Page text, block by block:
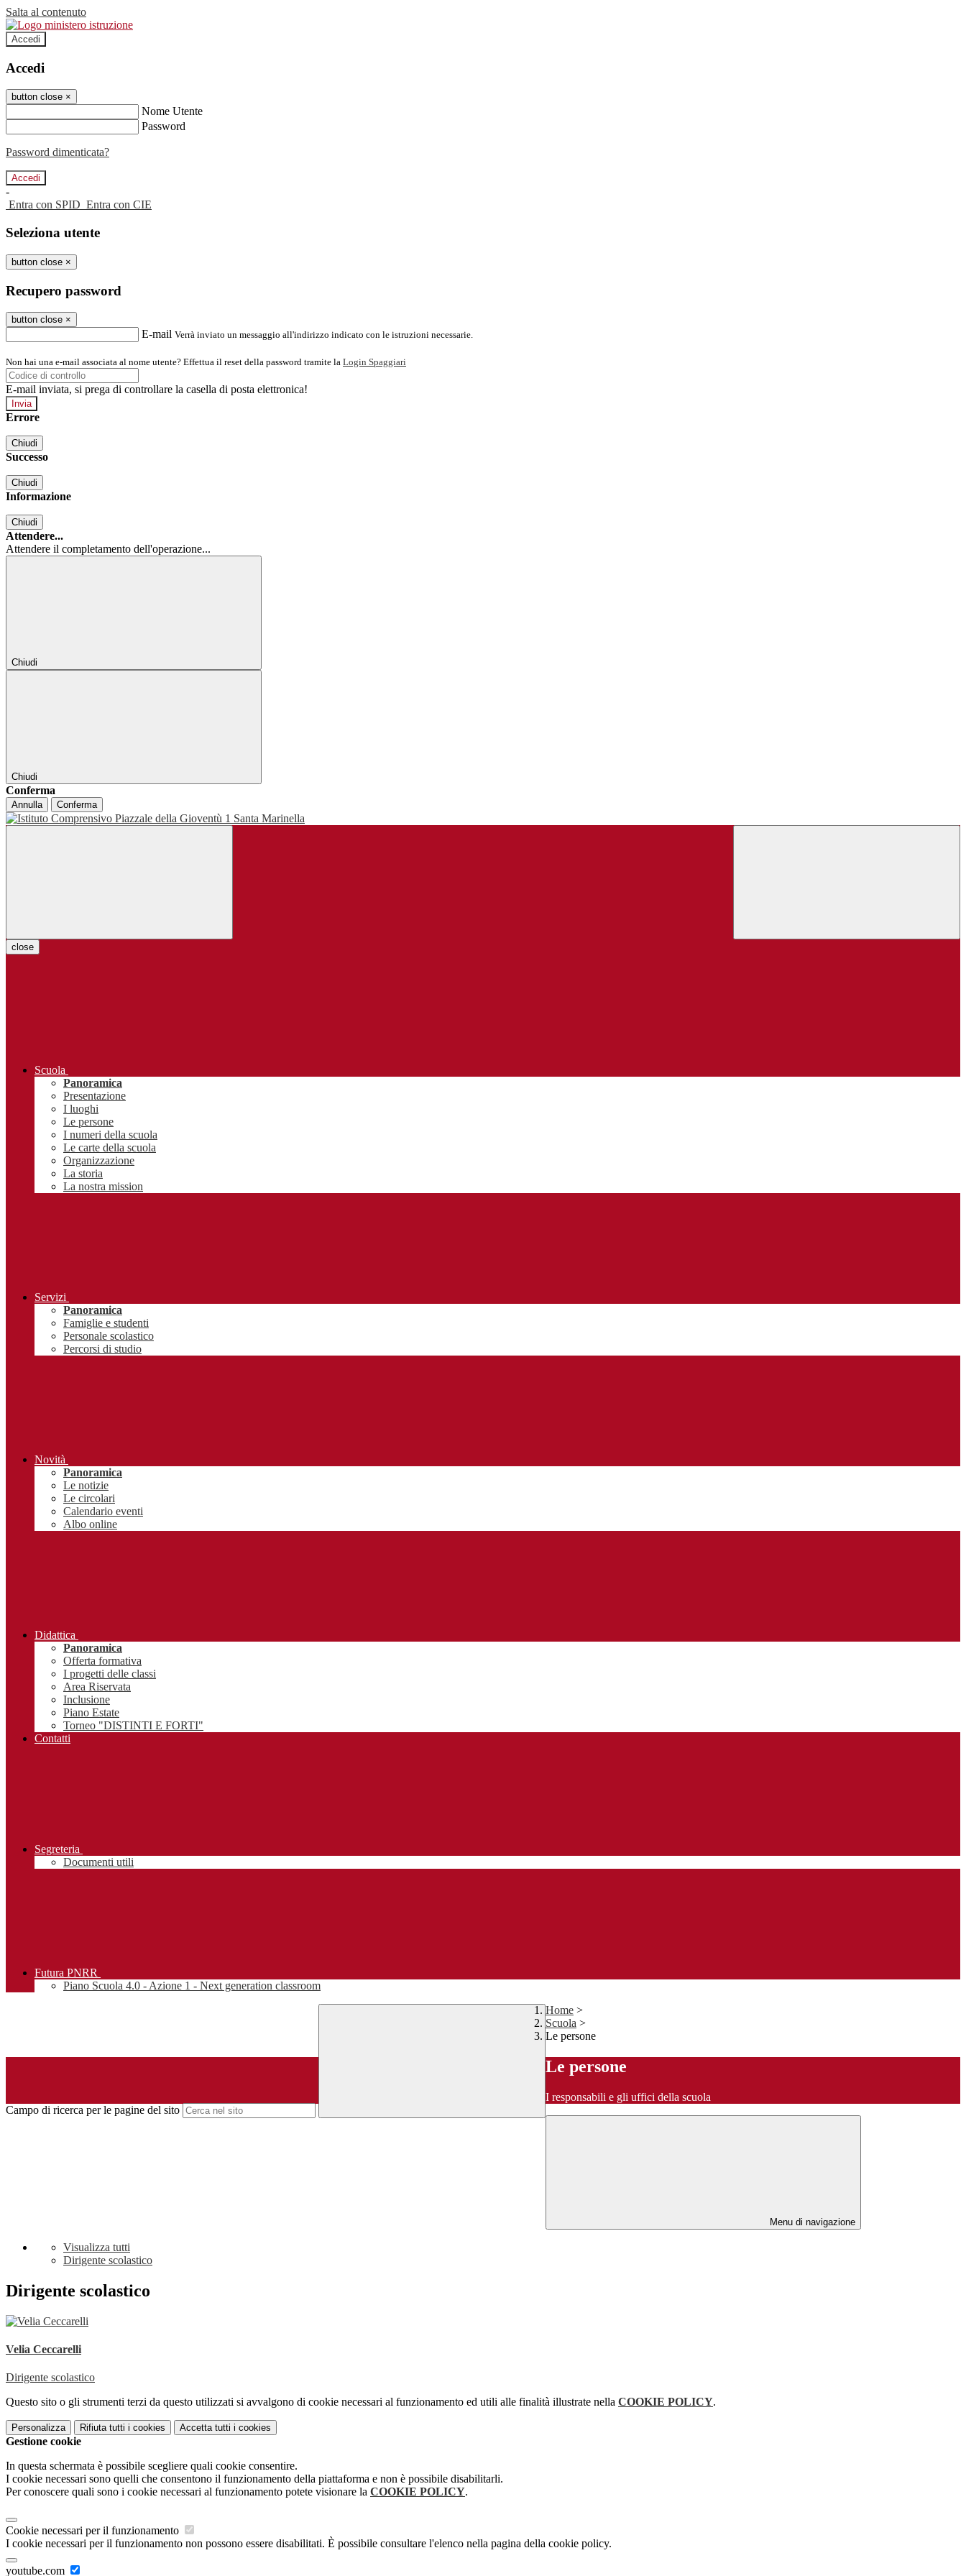
Salta al contenuto
Accedi
Accedi
button close ×
Nome Utente
Password
Password dimenticata?
-
Entra con SPID Entra con CIE
Seleziona utente
button close ×
Recupero password
button close ×
E-mail Verrà inviato un messaggio all'indirizzo indicato con le istruzioni necessarie.
Non hai una e-mail associata al nome utente? Effettua il reset della password tramite la Login Spaggiari
E-mail inviata, si prega di controllare la casella di posta elettronica!
Errore
Chiudi
Successo
Chiudi
Informazione
Chiudi
Attendere...
Attendere il completamento dell'operazione...
Chiudi
Chiudi
Conferma
Annulla Conferma
close
Scuola
Panoramica
Presentazione
I luoghi
Le persone
I numeri della scuola
Le carte della scuola
Organizzazione
La storia
La nostra mission
Servizi
Panoramica
Famiglie e studenti
Personale scolastico
Percorsi di studio
Novità
Panoramica
Le notizie
Le circolari
Calendario eventi
Albo online
Didattica
Panoramica
Offerta formativa
I progetti delle classi
Area Riservata
Inclusione
Piano Estate
Torneo "DISTINTI E FORTI"
Contatti
Segreteria
Documenti utili
Futura PNRR
Piano Scuola 4.0 - Azione 1 - Next generation classroom
Campo di ricerca per le pagine del sito
Home >
Scuola >
Le persone
Le persone
I responsabili e gli uffici della scuola
Menu di navigazione
Visualizza tutti
Dirigente scolastico
Dirigente scolastico
Velia Ceccarelli
Dirigente scolastico
Questo sito o gli strumenti terzi da questo utilizzati si avvalgono di cookie necessari al funzionamento ed utili alle finalità illustrate nella COOKIE POLICY.
Personalizza Rifiuta tutti i cookies Accetta tutti i cookies
Gestione cookie
In questa schermata è possibile scegliere quali cookie consentire.
I cookie necessari sono quelli che consentono il funzionamento della piattaforma e non è possibile disabilitarli.
Per conoscere quali sono i cookie necessari al funzionamento potete visionare la COOKIE POLICY.
Cookie necessari per il funzionamento
I cookie necessari per il funzionamento non possono essere disabilitati. È possibile consultare l'elenco nella pagina della cookie policy.
youtube.com